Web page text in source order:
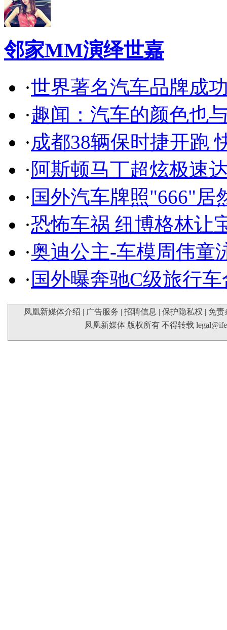
邻家MM演绎世嘉
·世界著名汽车品牌成
·趣闻：汽车的颜色也
·成都38辆保时捷开跑
·阿斯顿马丁超炫极速
· 国外汽车牌照"666"居
·恐怖车祸 纽博格林让
·奥迪公主-车模周伟童
· 国外曝奔驰C级旅行
凤凰新媒体介绍 | 广告服务 | 招聘信息 | 保护隐私权 | 免责
凤凰新媒体 版权所有 不得转载